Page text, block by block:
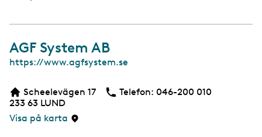
AGF System AB
W
b
s
i
https://www.agfsystem.se
Scheelevägen 17
233 63 LUND
Visa på karta
Telefon: Telefon
046-200 010